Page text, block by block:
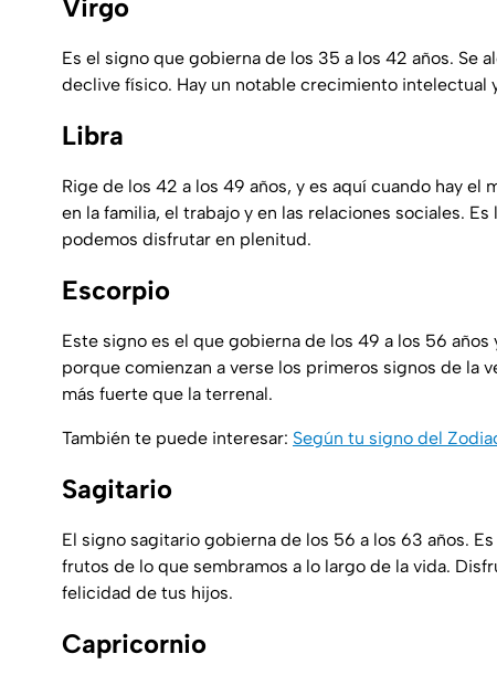
Virgo
Es el signo que gobierna de los 35 a los 42 años. Se
declive físico. Hay un notable crecimiento intelectual
Libra
Rige de los 42 a los 49 años, y es aquí cuando hay el
en la familia, el trabajo y en las relaciones sociales.
podemos disfrutar en plenitud.
Escorpio
Este signo es el que gobierna de los 49 a los 56
porque comienzan a verse los primeros signos de la
más fuerte que la terrenal.
También te puede interesar: Según tu signo del
Sagitario
El signo sagitario gobierna de los 56 a los 63 años.
frutos de lo que sembramos a lo largo de la vida.
felicidad de tus hijos.
Capricornio